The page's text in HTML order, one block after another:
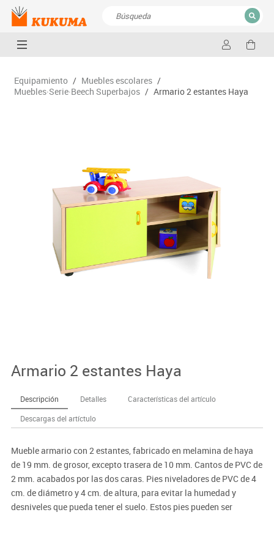
CERRAR
Equipamiento / Muebles escolares /
Muebles·Serie·Beech Superbajos / Armario 2 estantes Haya
Armario 2 estantes Haya
Descripción Detalles
Características del artículo
Descargas del artíctulo
Mueble armario con 2 estantes, fabricado en melamina de haya
de 19 mm. de grosor, excepto trasera de 10 mm. Cantos de PVC de
2 mm. acabados por las dos caras. Pies niveladores de PVC de 4
cm. de diámetro y 4 cm. de altura, para evitar la humedad y
desniveles que pueda tener el suelo. Estos pies pueden ser